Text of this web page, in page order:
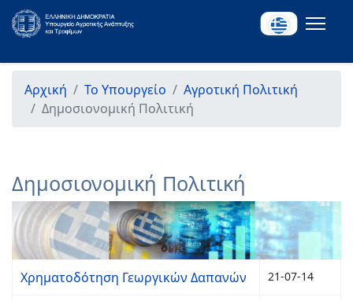
Αρχική Το Υπουργείο
Αγροτική Πολιτική
Δημοσιονομική Πολιτική
Δημοσιονομική Πολιτική
Χρηματοδότηση Γεωργικών Δαπανών 21-07-14